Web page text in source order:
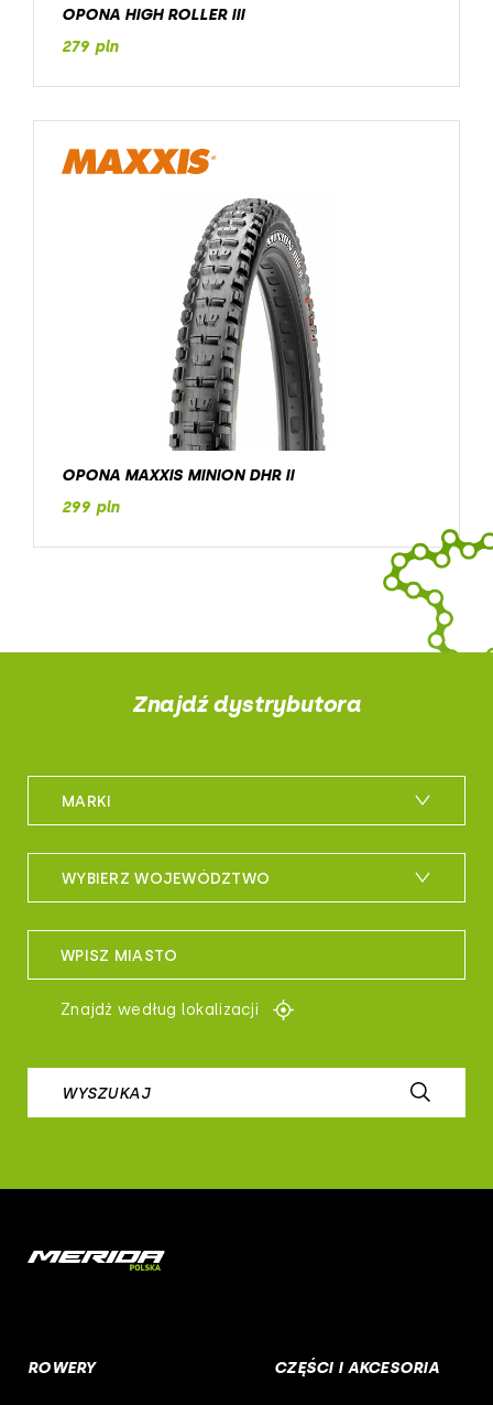
OPONA HIGH ROLLER III
279 pln
OPONA MAXXIS MINION DHR II
299 pln
Znajdź dystrybutora
MARKI
m_bike
maxxis
sportful
controltech
airborne
cst
WYBIERZ WOJEWÓDZTWO
woj. dolnośląskie
woj. kujawsko-pomorskie
woj. opolskie
woj. podlaskie
WPISZ MIASTO
Znajdź według lokalizacji
WYSZUKAJ
ROWERY CZĘŚCI I AKCESORIA